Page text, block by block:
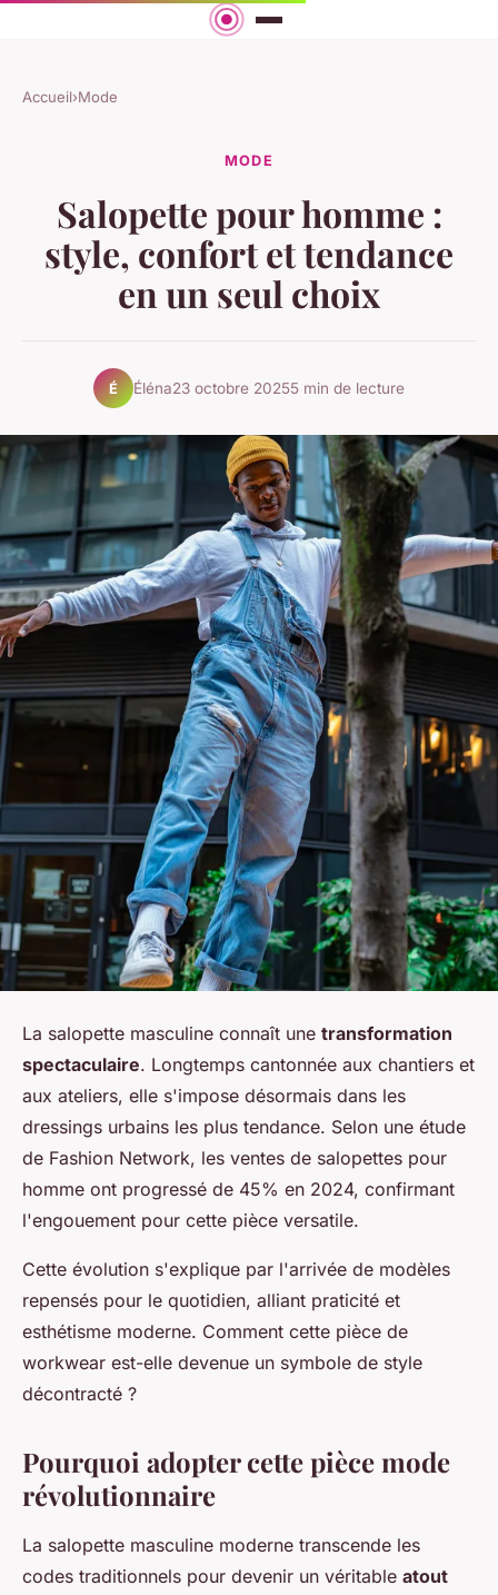
Accueil›Mode
MODE
Salopette pour homme :
style, confort et tendance
en un seul choix
É Éléna23 octobre 20255 min de lecture
La salopette masculine connaît une transformation
spectaculaire. Longtemps cantonnée aux chantiers et
aux ateliers, elle s'impose désormais dans les
dressings urbains les plus tendance. Selon une étude
de Fashion Network, les ventes de salopettes pour
homme ont progressé de 45% en 2024, confirmant
l'engouement pour cette pièce versatile.
Cette évolution s'explique par l'arrivée de modèles
repensés pour le quotidien, alliant praticité et
esthétisme moderne. Comment cette pièce de
workwear est-elle devenue un symbole de style
décontracté ?
Pourquoi adopter cette pièce mode
révolutionnaire
La salopette masculine moderne transcende les
codes traditionnels pour devenir un véritable atout